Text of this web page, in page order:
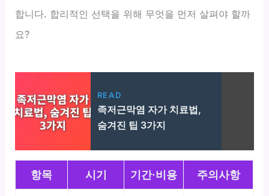
합니다. 합리적인 선택을 위해 무엇을 먼저 살펴야 할까
요?
READ
족저근막염 자가 치료법,
숨겨진 팁 3가지
항목 시기 기간·비용 주의사항